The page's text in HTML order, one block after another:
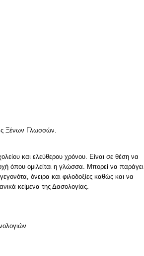
Ξένων Γλωσσών.
και ελεύθερου χρόνου. Είναι σε θέση να
όπου ομιλείται η γλώσσα. Μπορεί να παράγει
όνειρα και φιλοδοξίες καθώς και να